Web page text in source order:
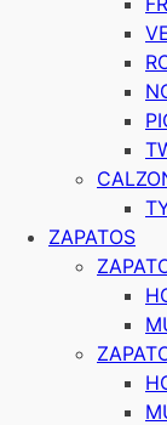
ZAPATOS